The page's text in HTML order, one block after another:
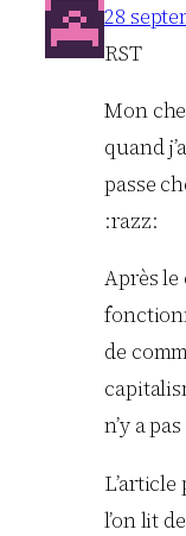
28
RST
Mon
quand
passe
:razz:
Après le
de
n’y a
l’on lit